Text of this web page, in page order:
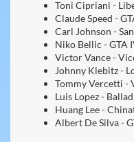
Toni Cipriani -
Claude Speed -
Carl Johnson -
Niko Bellic - GTA
Victor Vance -
Johnny Klebitz -
Tommy Vercetti -
Luis Lopez -
Huang Lee -
Albert De Silva -